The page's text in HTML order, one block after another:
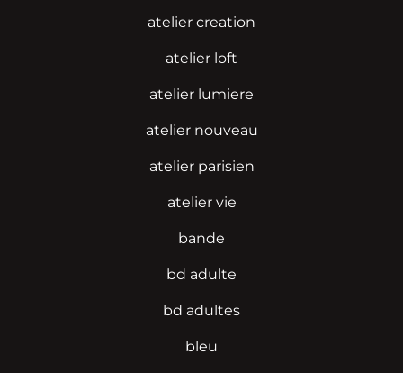
atelier creation
atelier loft
atelier lumiere
atelier nouveau
atelier parisien
atelier vie
bande
bd adulte
bd adultes
bleu